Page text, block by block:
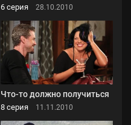
6 серия 28.10.2010
Что-то должно получиться
8 серия 11.11.2010